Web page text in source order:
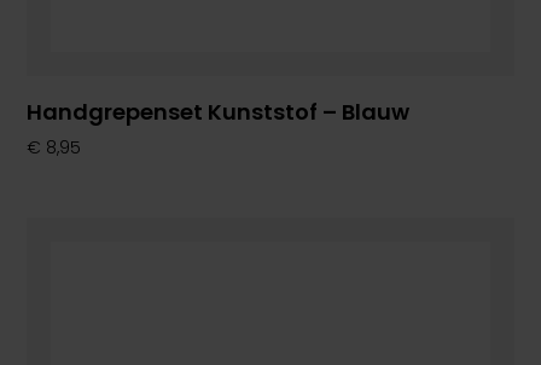
Handgrepenset Kunststof – Blauw
€ 8,95